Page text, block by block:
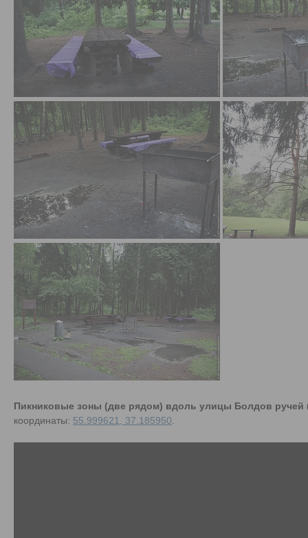
Пикниковые зоны (две рядом) вдоль улицы Болдов ручей
координаты: 55.999621, 37.185950